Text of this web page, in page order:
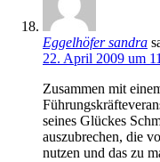
Eggelhöfer sandra
22. April 2009 um
Zusammen mit
seines Glückes
auszubrechen, die
nutzen und das zu